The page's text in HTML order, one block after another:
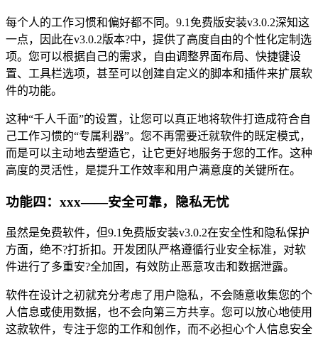
每个人的工作习惯和偏好都不同。9.1免费版安装v3.0.2深知这
一点，因此在v3.0.2版本?中，提供了高度自由的个性化定制选
项。您可以根据自己的需求，自由调整界面布局、快捷键设
置、工具栏选项，甚至可以创建自定义的脚本和插件来扩展软
件的功能。
这种“千人千面”的设置，让您可以真正地将软件打造成符合自
己工作习惯的“专属利器”。您不再需要迁就软件的既定模式，
而是可以主动地去塑造它，让它更好地服务于您的工作。这种
高度的灵活性，是提升工作效率和用户满意度的关键所在。
功能四：xxx——安全可靠，隐私无忧
虽然是免费软件，但9.1免费版安装v3.0.2在安全性和隐私保护
方面，绝不?打折扣。开发团队严格遵循行业安全标准，对软
件进行了多重安?全加固，有效防止恶意攻击和数据泄露。
软件在设计之初就充分考虑了用户隐私，不会随意收集您的个
人信息或使用数据，也不会向第三方共享。您可以放心地使用
这款软件，专注于您的工作和创作，而不必担心个人信息安全